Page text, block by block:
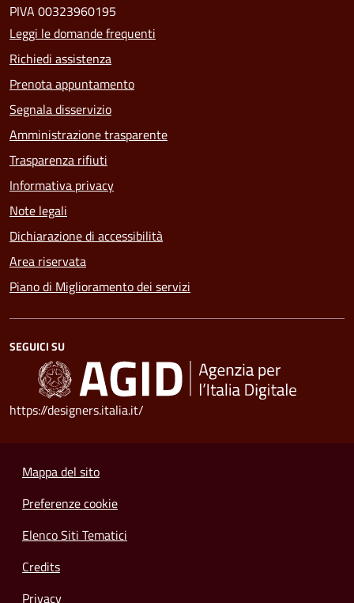
PIVA 00323960195
Leggi le domande frequenti
Richiedi assistenza
Prenota appuntamento
Segnala disservizio
Amministrazione trasparente
Trasparenza rifiuti
Informativa privacy
Note legali
Dichiarazione di accessibilità
Area riservata
Piano di Miglioramento dei servizi
SEGUICI SU
https://designers.italia.it/
Mappa del sito
Preferenze cookie
Elenco Siti Tematici
Credits
Privacy